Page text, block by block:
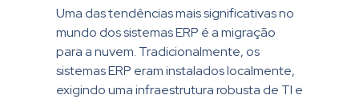
Uma das tendências mais significativas no
mundo dos sistemas ERP é a migração
para a nuvem. Tradicionalmente, os
sistemas ERP eram instalados localmente,
exigindo uma infraestrutura robusta de TI e